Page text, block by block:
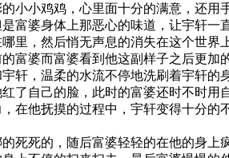
小小鸡鸡，心里面十分的满意，还
富婆身体上那恶心的味道，让宇轩
里，然后悄无声息的消失在这个世界
富婆而富婆看到他这副样子之后更加
轩，温柔的水流不停地洗刷着宇轩
了自己的脸，此时的富婆还时不时
在他抚摸的过程中，宇轩变得十分
死死的，随后富婆轻轻的在他的身